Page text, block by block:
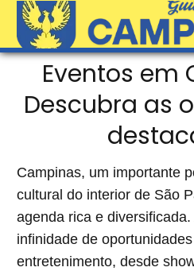
Eventos em
Descubra as
Campinas, um importante
cultural do interior de São
agenda rica e
infinidade de
entretenimento, desde